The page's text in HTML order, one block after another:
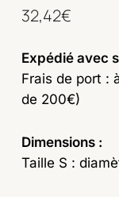
32,42€
Expédié avec
Frais de port :
de 200€)
Dimensions :
Taille S :